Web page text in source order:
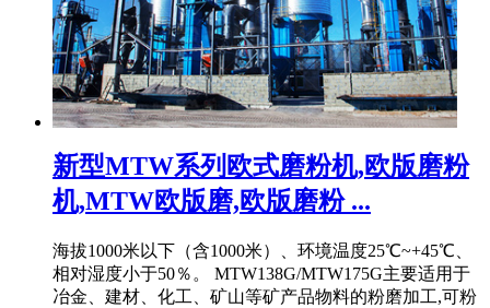
新型MTW系列欧式磨粉机,欧版磨粉
机,MTW欧版磨,欧版磨粉 ...
海拔1000米以下（含1000米）、环境温度25℃~+45℃、
相对湿度小于50％。 MTW138G/MTW175G主要适用于
冶金、建材、化工、矿山等矿产品物料的粉磨加工,可粉